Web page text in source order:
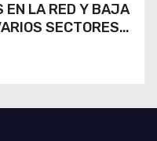
EN LA RED Y BAJA
SECTORES